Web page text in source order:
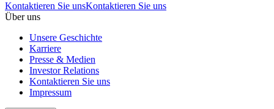
Kontaktieren Sie unsKontaktieren Sie uns
Über uns
Unsere Geschichte
Karriere
Presse & Medien
Investor Relations
Kontaktieren Sie uns
Impressum